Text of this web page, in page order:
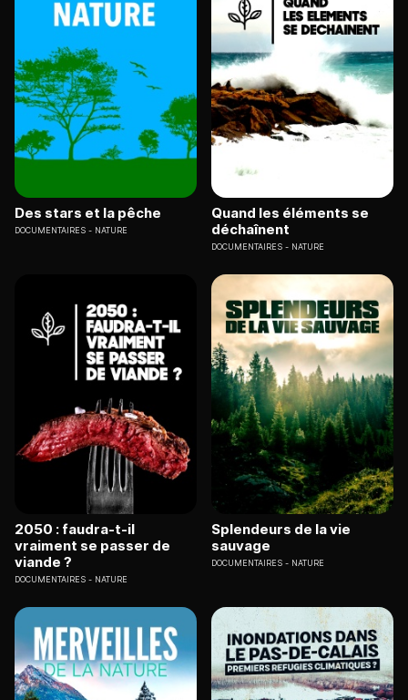
Des stars et la pêche
DOCUMENTAIRES NATURE
Quand les éléments se
déchaînent
DOCUMENTAIRES NATURE
2050 : faudra-t-il
vraiment se passer de
viande ?
DOCUMENTAIRES NATURE
Splendeurs de la vie
sauvage
DOCUMENTAIRES NATURE